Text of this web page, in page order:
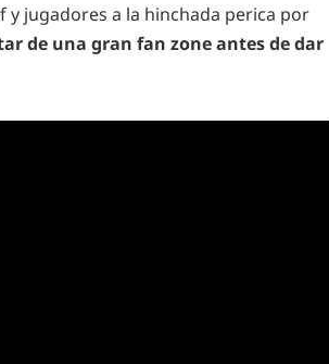
y jugadores a la hinchada perica por
de una gran fan zone antes de dar